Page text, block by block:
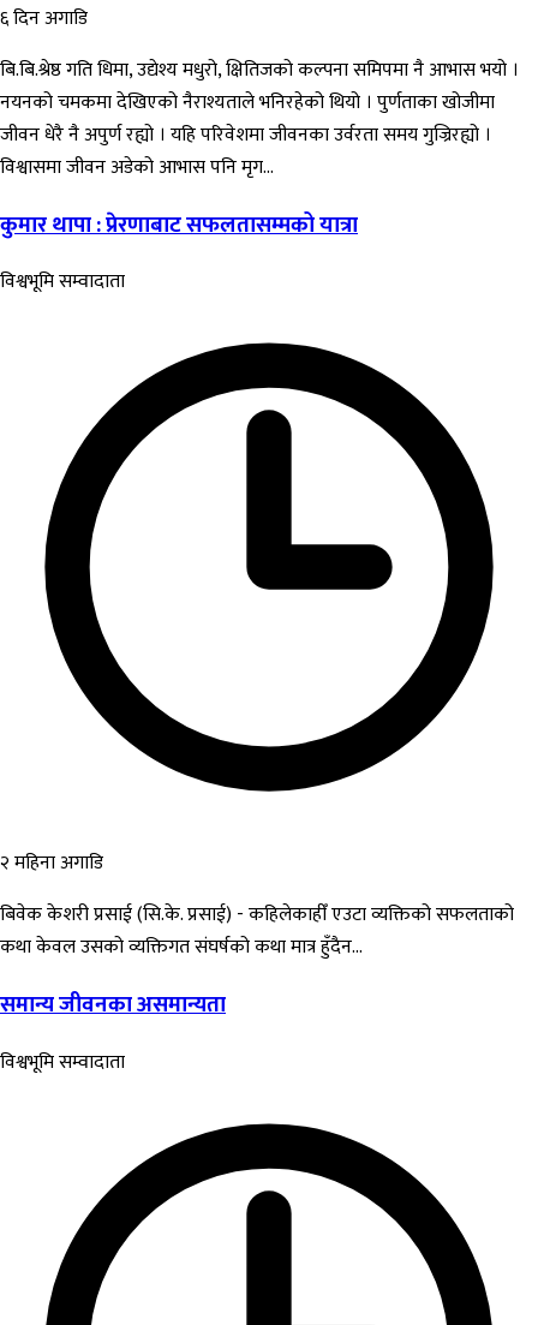
६ दिन अगाडि
बि.बि.श्रेष्ठ गति धिमा, उद्येश्य मधुरो, क्षितिजको कल्पना समिपमा नै आभास भयो ।
नयनको चमकमा देखिएको नैराश्यताले भनिरहेको थियो । पुर्णताका खोजीमा
जीवन धेरै नै अपुर्ण रह्यो । यहि परिवेशमा जीवनका उर्वरता समय गुज्रिरह्यो ।
विश्वासमा जीवन अडेको आभास पनि मृग...
कुमार थापा : प्रेरणाबाट सफलतासम्मको यात्रा
विश्वभूमि सम्वादाता
२ महिना अगाडि
बिवेक केशरी प्रसाई (सि.के. प्रसाई) - कहिलेकाहीँ एउटा व्यक्तिको सफलताको
कथा केवल उसको व्यक्तिगत संघर्षको कथा मात्र हुँदैन...
समान्य जीवनका असमान्यता
विश्वभूमि सम्वादाता